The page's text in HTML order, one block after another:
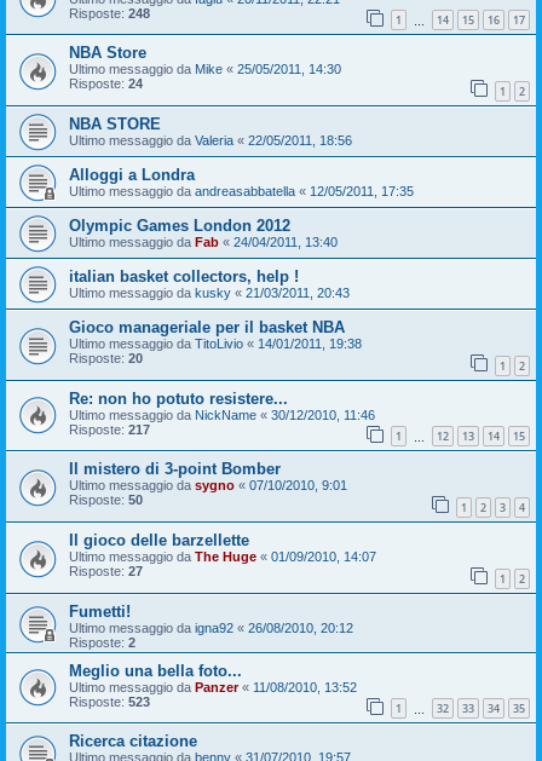
Risposte: 248 1 14 15 16 17
NBA Store
Ultimo messaggio da Mike « 25/05/2011, 14:30
Risposte: 24 1 2
NBA STORE
Ultimo messaggio da Valeria « 22/05/2011, 18:56
Alloggi a Londra
Ultimo messaggio da andreasabbatella « 12/05/2011, 17:35
Olympic Games London 2012
Ultimo messaggio da Fab « 24/04/2011, 13:40
italian basket collectors, help !
Ultimo messaggio da kusky « 21/03/2011, 20:43
Gioco manageriale per il basket NBA
Ultimo messaggio da TitoLivio « 14/01/2011, 19:38
Risposte: 20 1 2
Re: non ho potuto resistere...
Ultimo messaggio da NickName « 30/12/2010, 11:46
Risposte: 217 1 12 13 14 15
Il mistero di 3-point Bomber
Ultimo messaggio da sygno « 07/10/2010, 9:01
Risposte: 50 1 2 3 4
Il gioco delle barzellette
Ultimo messaggio da The Huge « 01/09/2010, 14:07
Risposte: 27 1 2
Fumetti!
Ultimo messaggio da igna92 « 26/08/2010, 20:12
Risposte: 2
Meglio una bella foto...
Ultimo messaggio da Panzer« 11/08/2010, 13:52
Risposte: 523 1 32 33 34 35
Ricerca citazione
Ultimo messaggio da benny « 31/07/2010, 19:57